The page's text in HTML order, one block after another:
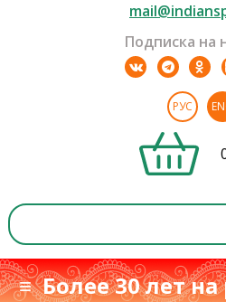
Подписка на
РУС
≡ Более 30 лет